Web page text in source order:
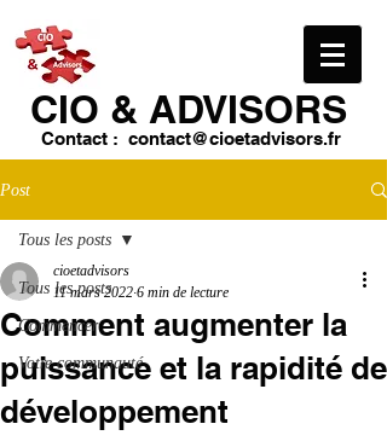
CIO & ​ADVISORS
Contact : contact@cioetadvisors.fr
Post
Tous les posts
Commencer
Votre communauté
Tous les posts
Comment augmenter la
puissance et la rapidité de
développement
cioetadvisors
11 mars 2022 6 min de lecture